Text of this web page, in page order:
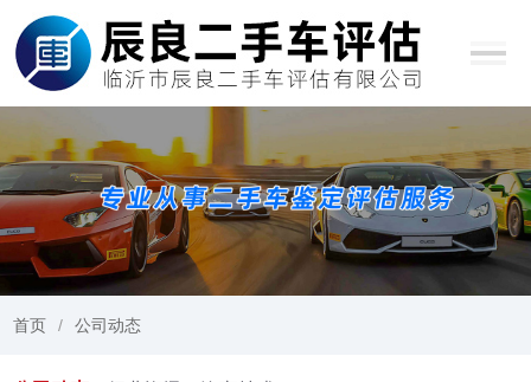
首页 公司动态